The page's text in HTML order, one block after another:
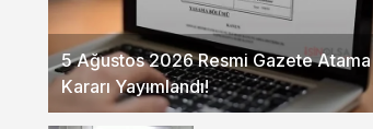
5 Ağustos 2026 Resmi Gazete Atama
Kararı Yayımlandı!